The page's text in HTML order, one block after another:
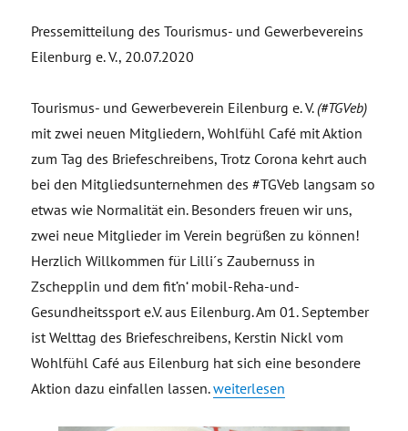
Pressemitteilung des Tourismus- und Gewerbevereins
Eilenburg e. V., 20.07.2020
Tourismus- und Gewerbeverein Eilenburg e. V.(#TGVeb)
mit zwei neuen Mitgliedern, Wohlfühl Café mit Aktion
zum Tag des Briefeschreibens, Trotz Corona kehrt auch
bei den Mitgliedsunternehmen des #TGVeb langsam so
etwas wie Normalität ein. Besonders freuen wir uns,
zwei neue Mitglieder im Verein begrüßen zu können!
Herzlich Willkommen für Lilli´s Zaubernuss in
Zschepplin und dem fit’n‘ mobil-Reha-und-
Gesundheitssport e.V. aus Eilenburg. Am 01. September
ist Welttag des Briefeschreibens, Kerstin Nickl vom
Wohlfühl Café aus Eilenburg hat sich eine besondere
Aktion dazu einfallen lassen.„Tourismus- und
weiterlesen